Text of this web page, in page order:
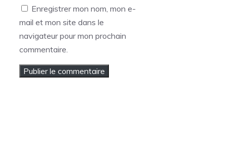
Enregistrer mon nom, mon e-
mail et mon site dans le
navigateur pour mon prochain
commentaire.